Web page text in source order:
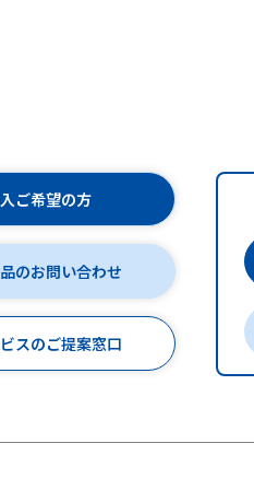
ご希望の方
のお問い合わせ
スのご提案窓口